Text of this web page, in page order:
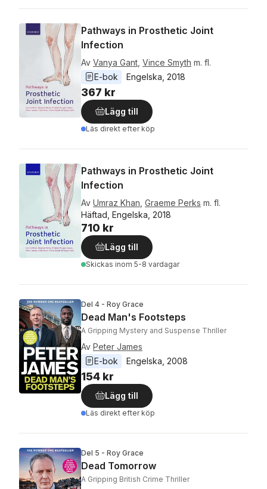
Pathways in Prosthetic Joint
Infection
Av Vanya Gant Vince Smyth m. fl.
E-bok
Engelska 2018
367 kr
Lägg till
Läs direkt efter köp
Pathways in Prosthetic Joint
Infection
Av Umraz Khan Graeme Perks m. fl.
Häftad, Engelska, 2018
710 kr
Lägg till
Skickas inom 5-8 vardagar
Del 4 - Roy Grace
Dead Man's Footsteps
A Gripping Mystery and Suspense Thriller
Av Peter James
E-bok
Engelska 2008
154 kr
Lägg till
Läs direkt efter köp
Del 5 - Roy Grace
Dead Tomorrow
A Gripping British Crime Thriller